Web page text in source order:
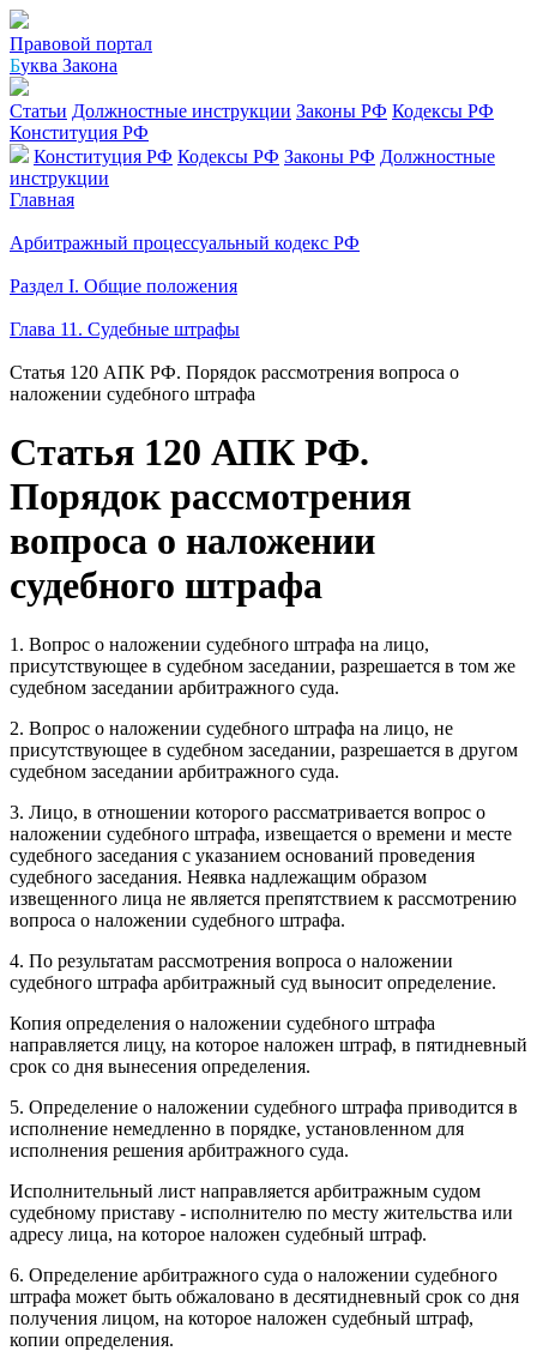
Правовой портал
Буква Закона
Статьи Должностные инструкции Законы РФ Кодексы РФ
Конституция РФ
Конституция РФ Кодексы РФ Законы РФ Должностные
инструкции
Главная
Арбитражный процессуальный кодекс РФ
Раздел I. Общие положения
Глава 11. Судебные штрафы
Статья 120 АПК РФ. Порядок рассмотрения вопроса о
наложении судебного штрафа
Статья 120 АПК РФ.
Порядок рассмотрения
вопроса о наложении
судебного штрафа
1. Вопрос о наложении судебного штрафа на лицо,
присутствующее в судебном заседании, разрешается в том же
судебном заседании арбитражного суда.
2. Вопрос о наложении судебного штрафа на лицо, не
присутствующее в судебном заседании, разрешается в другом
судебном заседании арбитражного суда.
3. Лицо, в отношении которого рассматривается вопрос о
наложении судебного штрафа, извещается о времени и месте
судебного заседания с указанием оснований проведения
судебного заседания. Неявка надлежащим образом
извещенного лица не является препятствием к рассмотрению
вопроса о наложении судебного штрафа.
4. По результатам рассмотрения вопроса о наложении
судебного штрафа арбитражный суд выносит определение.
Копия определения о наложении судебного штрафа
направляется лицу, на которое наложен штраф, в пятидневный
срок со дня вынесения определения.
5. Определение о наложении судебного штрафа приводится в
исполнение немедленно в порядке, установленном для
исполнения решения арбитражного суда.
Исполнительный лист направляется арбитражным судом
судебному приставу - исполнителю по месту жительства или
адресу лица, на которое наложен судебный штраф.
6. Определение арбитражного суда о наложении судебного
штрафа может быть обжаловано в десятидневный срок со дня
получения лицом, на которое наложен судебный штраф,
копии определения.